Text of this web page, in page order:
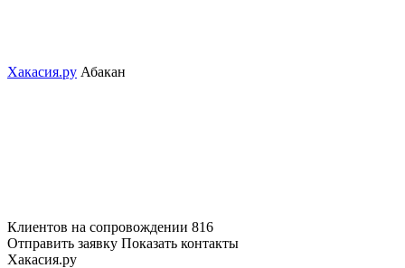
Хакасия.ру Абакан
Клиентов на сопровождении 816
Отправить заявку Показать контакты
Хакасия.ру